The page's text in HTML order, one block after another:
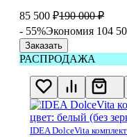
85 500 ₽190 000 ₽
- 55%Экономия 104
Заказать
РАСПРОДАЖА
IDEA DolceVita